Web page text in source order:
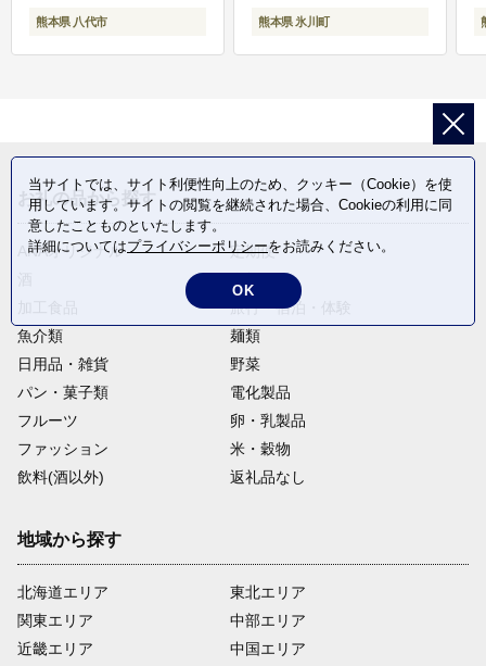
熊本県 八代市 熊本県 氷川町
お礼の品から探す
ANAオリジナル
定期便
旅行・宿泊・体験
魚介類
麺類
日用品・雑貨
野菜
パン・菓子類
電化製品
フルーツ
卵・乳製品
ファッション
米・穀物
飲料(酒以外)
返礼品なし
地域から探す
北海道エリア
関東エリア
近畿エリア
東北エリア
中部エリア
中国エリア
当サイトでは、サイト利便性向上のため、クッキー（Cookie）を使
用しています。サイトの閲覧を継続された場合、Cookieの利用に同
意したことものといたします。
詳細についてはプライバシーポリシーをお読みください。
OK